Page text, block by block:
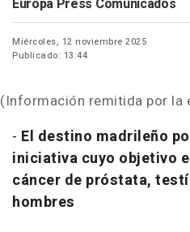
Europa Press Comunicados
Miércoles, 12 noviembre 2025
Publicado: 13:44
(Información remitida por la
- El destino madrileño
iniciativa cuyo objetivo
cáncer de próstata,
hombres